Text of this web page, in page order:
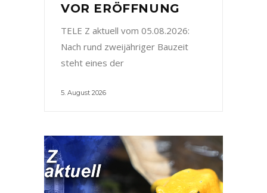
VOR ERÖFFNUNG
TELE Z aktuell vom 05.08.2026:
Nach rund zweijähriger Bauzeit
steht eines der
5. August 2026